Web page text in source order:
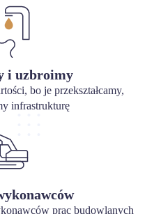
i uzbroimy
bo je przekształcamy,
infrastrukturę
prac budowlanych